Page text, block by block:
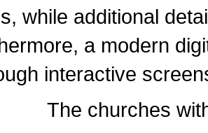
while additional
a modern
interactive
within